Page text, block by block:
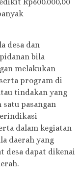
desa dan
bila
melakukan
program di
tindakan yang
satu pasangan
dalam kegiatan
daerah yang
desa dapat dikenai